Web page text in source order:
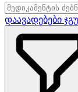
დაავადებები